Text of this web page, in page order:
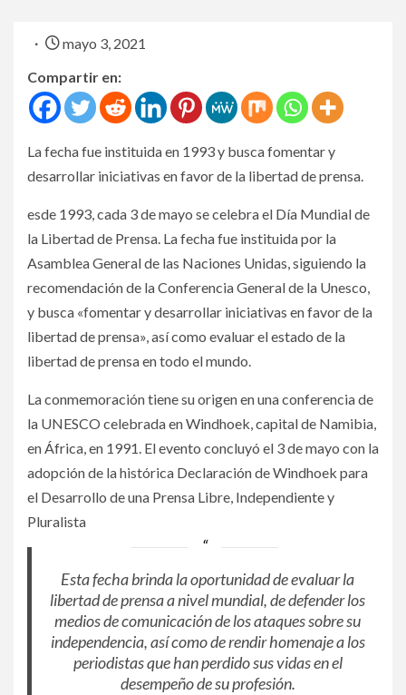
mayo 3, 2021
Compartir en:
La fecha fue instituida en 1993 y busca fomentar y
desarrollar iniciativas en favor de la libertad de prensa.
esde 1993, cada 3 de mayo se celebra el Día Mundial de
la Libertad de Prensa. La fecha fue instituida por la
Asamblea General de las Naciones Unidas, siguiendo la
recomendación de la Conferencia General de la Unesco,
y busca «fomentar y desarrollar iniciativas en favor de la
libertad de prensa», así como evaluar el estado de la
libertad de prensa en todo el mundo.
La conmemoración tiene su origen en una conferencia de
la UNESCO celebrada en Windhoek, capital de Namibia,
en África, en 1991. El evento concluyó el 3 de mayo con la
adopción de la histórica Declaración de Windhoek para
el Desarrollo de una Prensa Libre, Independiente y
Pluralista
Esta fecha brinda la oportunidad de evaluar la
libertad de prensa a nivel mundial, de defender los
medios de comunicación de los ataques sobre su
independencia, así como de rendir homenaje a los
periodistas que han perdido sus vidas en el
desempeño de su profesión.